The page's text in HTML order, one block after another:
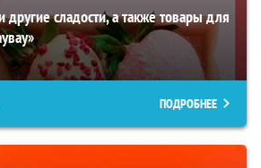
сладости, а также товары для
ПОДРОБНЕЕ